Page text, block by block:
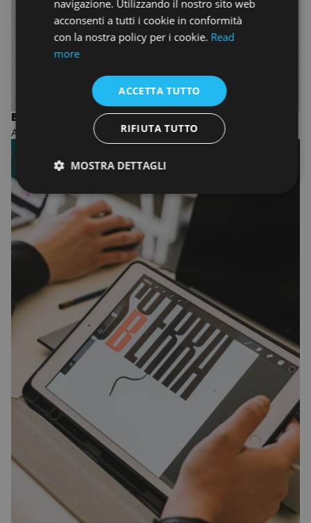
BIENNIO IN INTERIOR DESIGN
ACCADEMIA DI INTERIOR DESIGN
navigazione. Utilizzando il nostro sito web
acconsenti a tutti i cookie in conformità
con la nostra policy per i cookie. Read
more
ACCETTA TUTTO
RIFIUTA TUTTO
MOSTRA DETTAGLI